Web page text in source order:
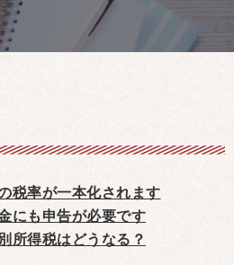
税率が一本化されます
にも申告が必要です
所得税はどうなる？